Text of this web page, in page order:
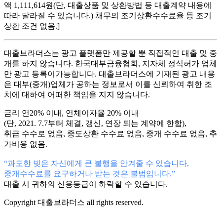
액 1,111,614원(단, 대출상품 및 상환방법 등 대출계약 내용에
따라 달라질 수 있습니다.) 채무의 조기상환수수료율 등 조기
상환 조건 없음.]
대출브라더스는 광고 플랫폼만 제공할 뿐 직접적인 대출 및 중
개를 하지 않습니다. 한국대부금융협회, 지자체 정식허가 업체
만 광고 등록이가능합니다. 대출브라더스에 기재된 광고 내용
은 대부(중개)업체가 공하는 정보로서 이를 신뢰하여 취한 조
치에 대하여 어떠한 책임을 지지 않습니다.
금리 연20% 이내, 연체이자율 20% 이내
(단, 2021. 7.7부터 체결, 갱신, 연장 되는 계약에 한함),
취급 수수로 없음, 중도상환 수수료 없음, 중개 수수료 없음, 추
가비용 없음.
“과도한 빚은 자신에게 큰 불행을 안겨줄 수 있습니다,
중개수수료를 요구하거나 받는 것은 불법입니다.”
대출 시 귀하의 신용등급이 하락할 수 있습니다.
Copyright 대출브라더스 all rights reserved.